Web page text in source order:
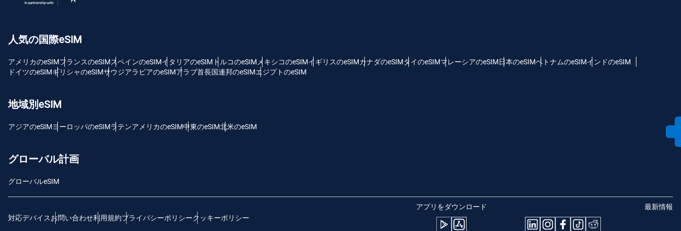
人気の国際eSIM
アメリカのeSIMフランスのeSIMスペインのeSIMイタリアのeSIM トルコのeSIM メキシコのeSIMイギリスのeSIMカナダのeSIMタイのeSIMマレーシアのeSIM日本のeSIMベトナムのeSIMインドのeSIM
ドイツのeSIMギリシャのeSIMサウジアラビアのeSIMアラブ首長国連邦のeSIMエジプトのeSIM
地域別eSIM
アジアのeSIMヨーロッパのeSIMラテンアメリカのeSIM中東のeSIM北米のeSIM
グローバル計画
グローバルeSIM
対応デバイスお問い合わせ利用規約プライバシーポリシークッキーポリシー
アプリをダウンロード 最新情報
Deutsch
Polski
THB - タイ・バーツ